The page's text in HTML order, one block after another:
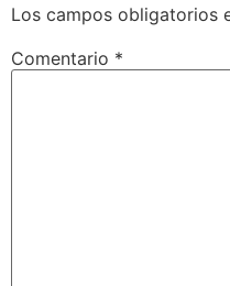
Los campos obligatorios
Comentario *